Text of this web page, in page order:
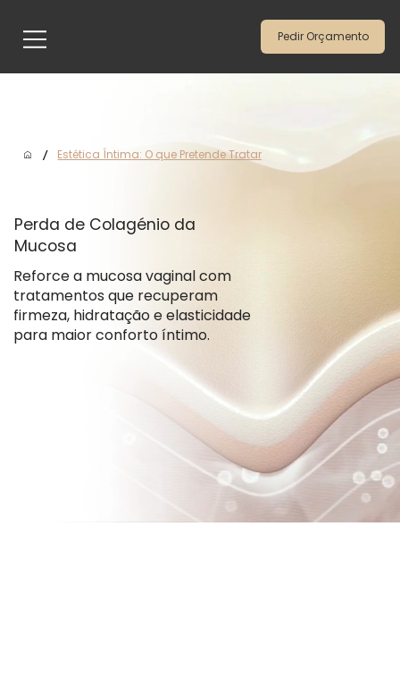
Pedir Orçamento
/ Estética Íntima: O que Pretende Tratar
Perda de Colagénio da
Mucosa
Reforce a mucosa vaginal com
tratamentos que recuperam
firmeza, hidratação e elasticidade
para maior conforto íntimo.